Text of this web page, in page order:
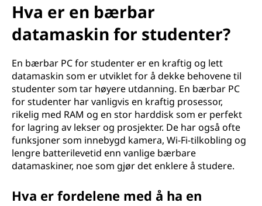
Hva er en bærbar
datamaskin for studenter?
En bærbar PC for studenter er en kraftig og lett
datamaskin som er utviklet for å dekke behovene til
studenter som tar høyere utdanning. En bærbar PC
for studenter har vanligvis en kraftig prosessor,
rikelig med RAM og en stor harddisk som er perfekt
for lagring av lekser og prosjekter. De har også ofte
funksjoner som innebygd kamera, Wi-Fi-tilkobling og
lengre batterilevetid enn vanlige bærbare
datamaskiner, noe som gjør det enklere å studere.
Hva er fordelene med å ha en